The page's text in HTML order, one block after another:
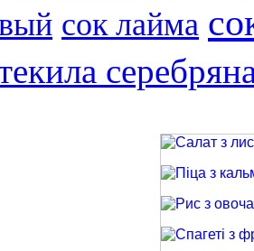
сок лайма